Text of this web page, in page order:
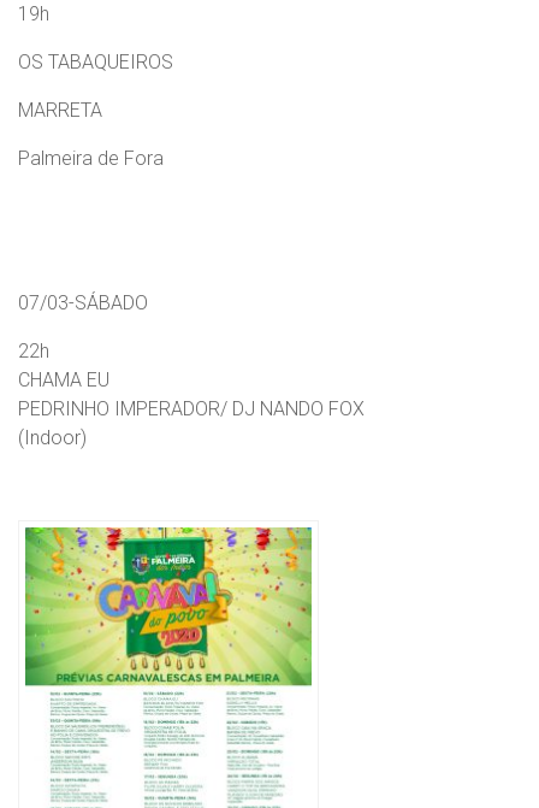
19h
OS TABAQUEIROS
MARRETA
Palmeira de Fora
07/03-SÁBADO
22h
CHAMA EU
PEDRINHO IMPERADOR/ DJ NANDO FOX
(Indoor)